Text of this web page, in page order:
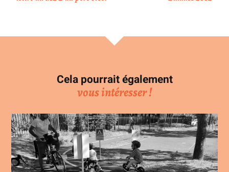
Cela pourrait également
vous intéresser !